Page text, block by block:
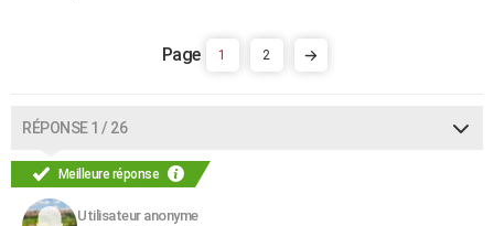
1 2
RÉPONSE 1 / 26
Meilleure réponse
Utilisateur anonyme